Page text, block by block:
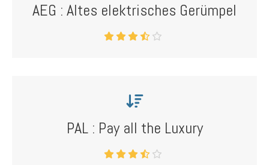
AEG : Altes elektrisches Gerümpel
PAL : Pay all the Luxury